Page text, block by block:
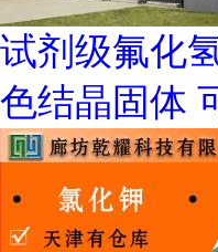
试剂级氟化
色结晶固体